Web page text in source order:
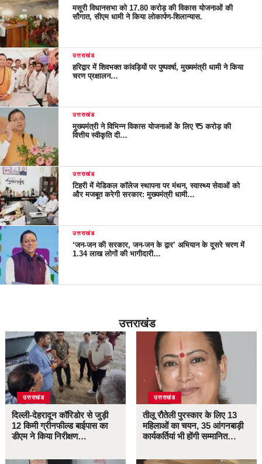
मसूरी विधानसभा को 17.80 करोड़ की विकास योजनाओं की
सौगात, सीएम धामी ने किया लोकार्पण-शिलान्यास.
उत्तराखंड
हरिद्वार में शिवभक्त कांवड़ियों पर पुष्पवर्षा, मुख्यमंत्री धामी ने किया
चरण प्रक्षालन…
उत्तराखंड
मुख्यमंत्री ने विभिन्न विकास योजनाओं के लिए ₹5 करोड़ की
वित्तीय स्वीकृति दी…
उत्तराखंड
टिहरी में मेडिकल कॉलेज स्थापना पर मंथन, स्वास्थ्य सेवाओं को
और मजबूत करेगी सरकार: मुख्यमंत्री धामी…
उत्तराखंड
‘जन-जन की सरकार, जन-जन के द्वार’ अभियान के दूसरे चरण में
1.34 लाख लोगों की भागीदारी…
उत्तराखंड
उत्तराखंड
दिल्ली-देहरादून कॉरिडोर से जुड़ी
12 किमी ग्रीनफील्ड बाईपास का
डीएम ने किया निरीक्षण…
उत्तराखंड
तीलू रौतेली पुरस्कार के लिए 13
महिलाओं का चयन, 35 आंगनबाड़ी
कार्यकर्तियां भी होंगी सम्मानित…